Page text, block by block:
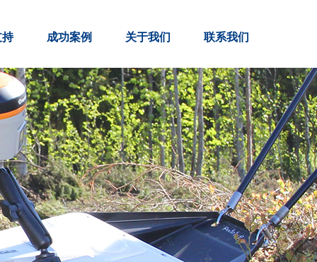
持 成功案例 关于我们 联系我们
넲